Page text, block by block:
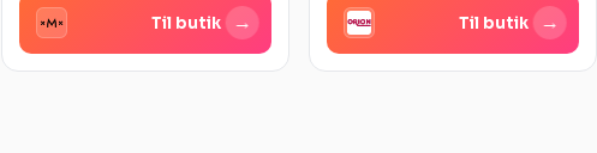
Til butik → Til butik →